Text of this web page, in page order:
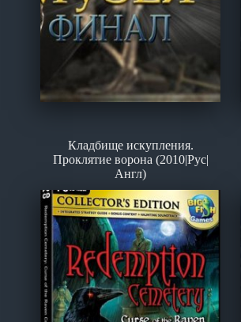
Кладбище искупления.
Проклятие ворона (2010|Рус|
Англ)